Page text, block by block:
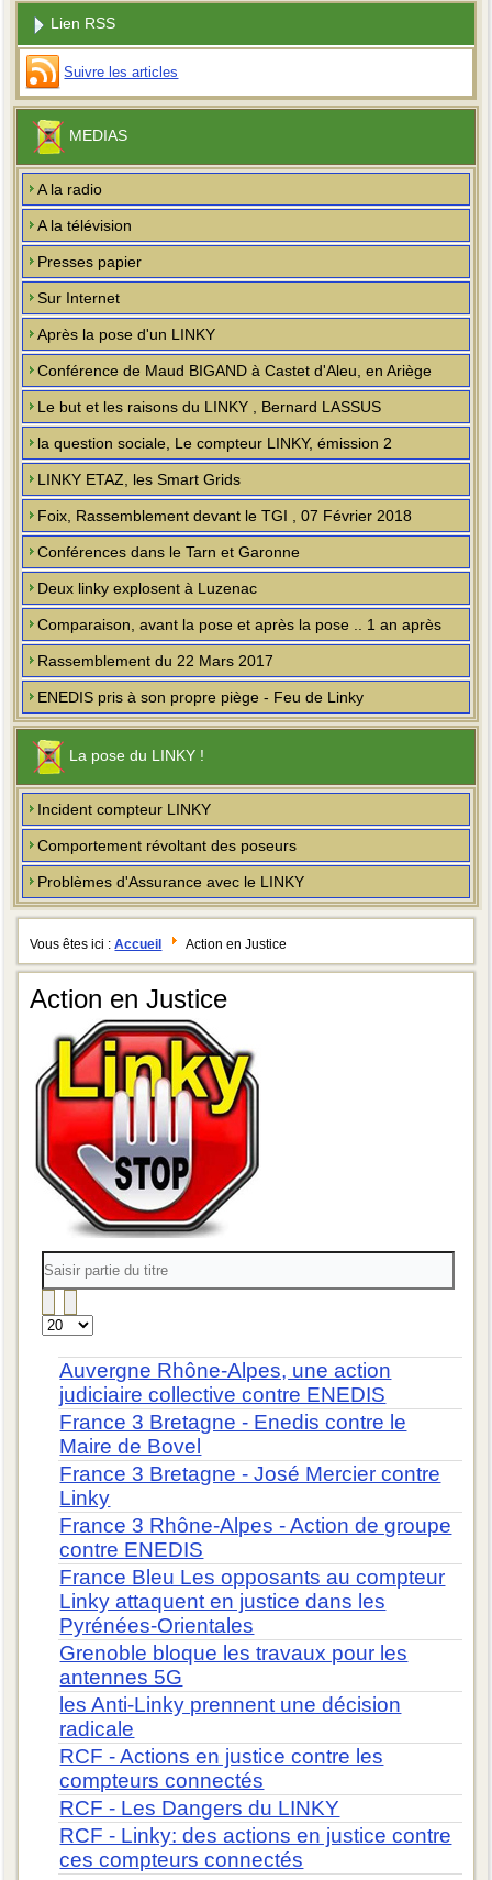
Lien RSS
Suivre les articles
MEDIAS
A la radio
A la télévision
Presses papier
Sur Internet
Après la pose d'un LINKY
Conférence de Maud BIGAND à Castet d'Aleu, en Ariège
Le but et les raisons du LINKY , Bernard LASSUS
la question sociale, Le compteur LINKY, émission 2
LINKY ETAZ, les Smart Grids
Foix, Rassemblement devant le TGI , 07 Février 2018
Conférences dans le Tarn et Garonne
Deux linky explosent à Luzenac
Comparaison, avant la pose et après la pose .. 1 an après
Rassemblement du 22 Mars 2017
ENEDIS pris à son propre piège - Feu de Linky
La pose du LINKY !
Incident compteur LINKY
Comportement révoltant des poseurs
Problèmes d'Assurance avec le LINKY
Vous êtes ici :Accueil Action en Justice
Action en Justice
Saisir
partie
du
Affichage
#
Auvergne Rhône-Alpes, une action
judiciaire collective contre ENEDIS
France 3 Bretagne - Enedis contre le
Maire de Bovel
France 3 Bretagne - José Mercier contre
Linky
France 3 Rhône-Alpes - Action de groupe
contre ENEDIS
France Bleu Les opposants au compteur
Linky attaquent en justice dans les
Pyrénées-Orientales
Grenoble bloque les travaux pour les
antennes 5G
les Anti-Linky prennent une décision
radicale
RCF - Actions en justice contre les
compteurs connectés
RCF - Les Dangers du LINKY
RCF - Linky: des actions en justice contre
ces compteurs connectés